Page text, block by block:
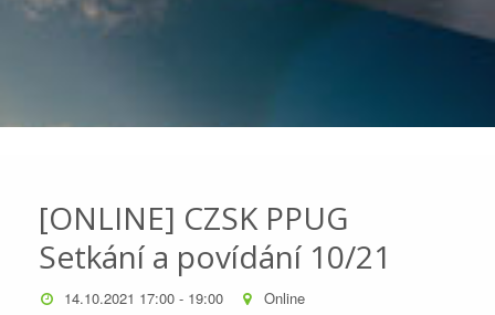
[ONLINE] CZSK PPUG
Setkání a povídání 10/21
14.10.2021 17:00 - 19:00
Online